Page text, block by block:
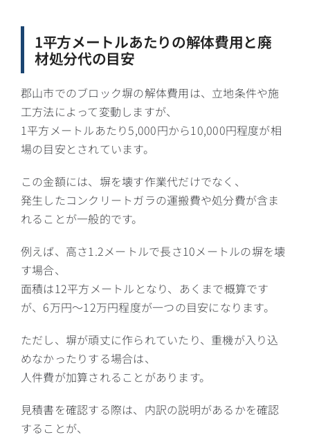
1平方メートルあたりの解体費用と廃
材処分代の目安
郡山市でのブロック塀の解体費用は、立地条件や施
工方法によって変動しますが、
1平方メートルあたり5,000円から10,000円程度が相
場の目安とされています。
この金額には、塀を壊す作業代だけでなく、
発生したコンクリートガラの運搬費や処分費が含ま
れることが一般的です。
例えば、高さ1.2メートルで長さ10メートルの塀を壊
す場合、
面積は12平方メートルとなり、あくまで概算です
が、6万円〜12万円程度が一つの目安になります。
ただし、塀が頑丈に作られていたり、重機が入り込
めなかったりする場合は、
人件費が加算されることがあります。
見積書を確認する際は、内訳の説明があるかを確認
することが、